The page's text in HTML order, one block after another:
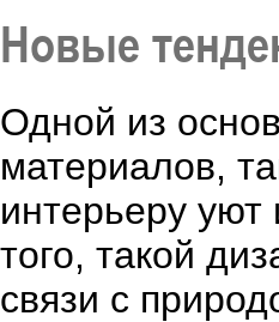
Новые
Одной из
материалов,
интерьеру уют
того, такой
связи с